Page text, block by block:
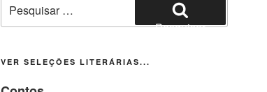
por:
Pesquisar
VER SELEÇÕES LITERÁRIAS...